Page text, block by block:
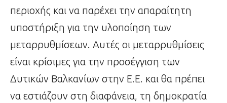
περιοχής και να παρέχει την απαραίτητη
υποστήριξη για την υλοποίηση των
μεταρρυθμίσεων. Αυτές οι μεταρρυθμίσεις
είναι κρίσιμες για την προσέγγιση των
Δυτικών Βαλκανίων στην Ε.Ε. και θα πρέπει
να εστιάζουν στη διαφάνεια, τη δημοκρατία